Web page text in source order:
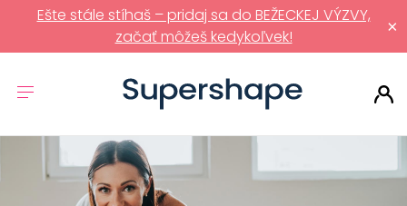
×
Ešte stále stíhaš – pridaj sa do BEŽECKEJ VÝZVY,
začať môžeš kedykoľvek!